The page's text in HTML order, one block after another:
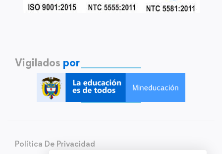
Vigilados por
Política De Privacidad